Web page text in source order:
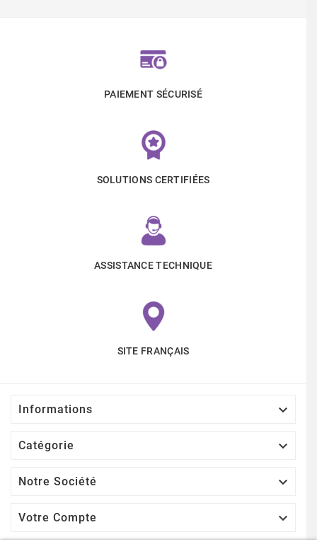
PAIEMENT SÉCURISÉ
SOLUTIONS CERTIFIÉES
ASSISTANCE TECHNIQUE
SITE FRANÇAIS
Informations 
Catégorie 
Notre Société 
Votre Compte 